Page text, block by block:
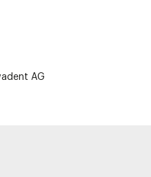
AG